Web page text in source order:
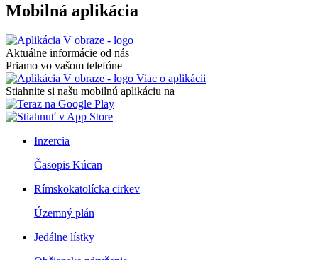
Mobilná aplikácia
Aktuálne informácie od nás
Priamo vo vašom telefóne
Viac o aplikácii
Stiahnite si našu mobilnú aplikáciu na
Inzercia
Časopis Kúcan
Rímskokatolícka cirkev
Územný plán
Jedálne lístky